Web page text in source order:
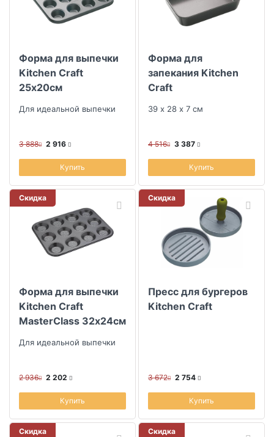
Форма для выпечки
Kitchen Craft
25х20см
Для идеальной выпечки
3 888 2 916
Купить
Форма для
запекания Kitchen
Craft
39 х 28 х 7 см
4 516 3 387
Купить
Скидка
Форма для выпечки
Kitchen Craft
MasterClass 32х24см
Для идеальной выпечки
2 936 2 202
Купить
Скидка
Пресс для бургеров
Kitchen Craft
3 672 2 754
Купить
Скидка Скидка